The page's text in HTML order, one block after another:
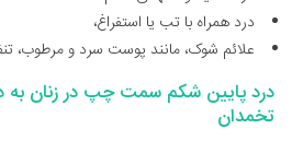
درد همراه با تب یا استفراغ،
علائم شوک، مانند پوست سرد و مرطوب،
درد پایین شکم سمت چپ در زنان به
تخمدان